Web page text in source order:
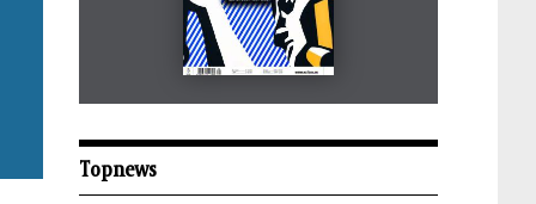
Mai 2026
Topnews